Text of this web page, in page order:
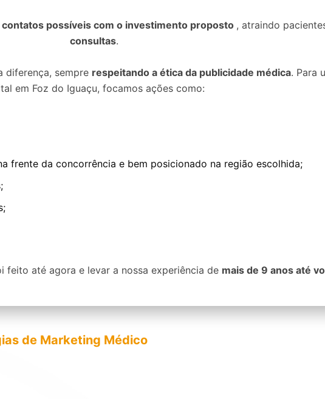
possíveis com o investimento proposto , atraindo
consultas.
diferença, sempre respeitando a ética da publicidade médica. Para
em Foz do Iguaçu, focamos ações como:
frente da concorrência e bem posicionado na região escolhida;
feito até agora e levar a nossa experiência de mais de 9 anos até
de Marketing Médico